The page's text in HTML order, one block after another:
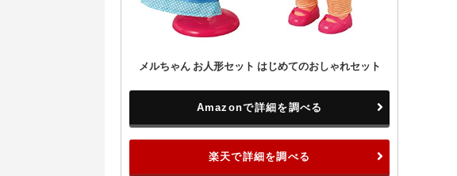
メルちゃん お人形セット はじめてのおしゃれセット
Amazonで詳細を調べる
楽天で詳細を調べる